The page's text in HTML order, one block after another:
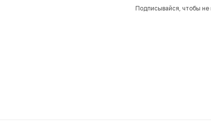
Подписывайся, чтобы